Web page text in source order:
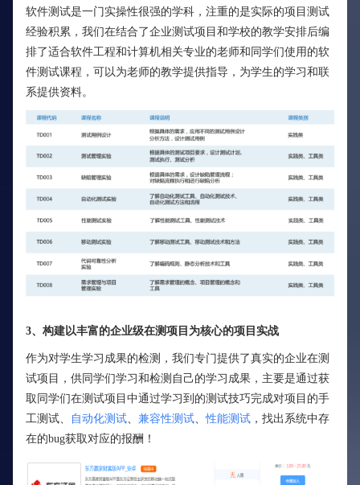
软件测试是一门实操性很强的学科，注重的是实际的项目测试
经验积累，我们在结合了企业测试项目和学校的教学安排后编
排了适合软件工程和计算机相关专业的老师和同学们使用的软
件测试课程，可以为老师的教学提供指导，为学生的学习和联
系提供资料。
3、构建以丰富的企业级在测项目为核心的项目实战
作为对学生学习成果的检测，我们专门提供了真实的企业在测
试项目，供同学们学习和检测自己的学习成果，主要是通过获
取同学们在测试项目中通过学习到的测试技巧完成对项目的手
工测试、
自动化测试、 兼容性测试、性能测试 ，找出系统中存
在的bug获取对应的报酬！